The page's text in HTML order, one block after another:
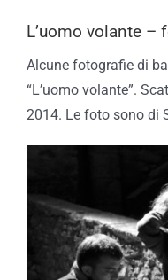
L’uomo volante –
Alcune fotografie di
“L’uomo volante”.
2014. Le foto sono di